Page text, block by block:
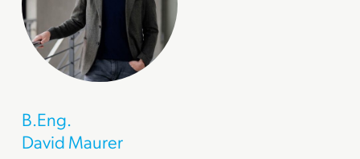
B.Eng.
David Maurer